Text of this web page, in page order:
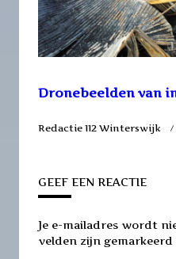
Dronebeelden van
Redactie 112 Winterswijk
GEEF EEN REACTIE
Je e-mailadres wordt
velden zijn gemarkeerd